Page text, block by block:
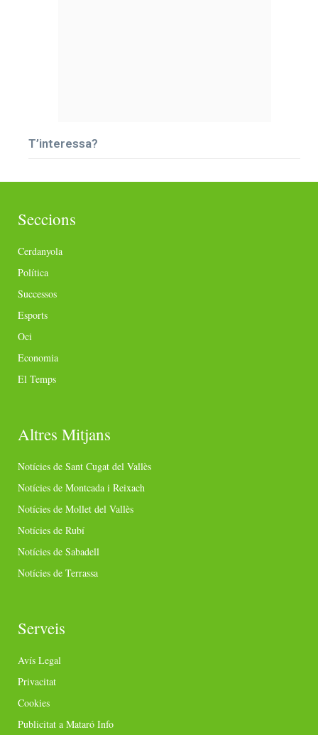
T’interessa?
Seccions
Cerdanyola
Política
Successos
Esports
Oci
Economia
El Temps
Altres Mitjans
Notícies de Sant Cugat del Vallès
Notícies de Montcada i Reixach
Notícies de Mollet del Vallès
Notícies de Rubí
Notícies de Sabadell
Notícies de Terrassa
Serveis
Avís Legal
Privacitat
Cookies
Publicitat a Mataró Info